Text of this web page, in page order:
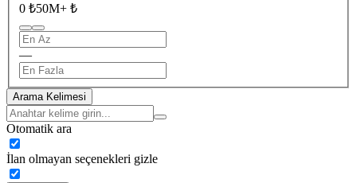
0 ₺50M+ ₺
—
Arama Kelimesi
Otomatik ara
İlan olmayan seçenekleri gizle